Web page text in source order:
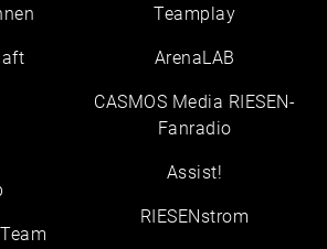
Teamplay
ArenaLAB
CASMOS Media RIESEN-
Fanradio
Assist!
RIESENstrom